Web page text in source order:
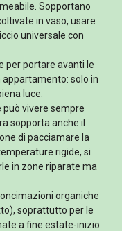
Sopportano
in vaso, usare
universale con
per portare avanti le
appartamento: solo in
luce.
può vivere sempre
sopporta anche il
di pacciamare la
rigide, si
in zone riparate ma
organiche
soprattutto per le
a fine estate-inizio